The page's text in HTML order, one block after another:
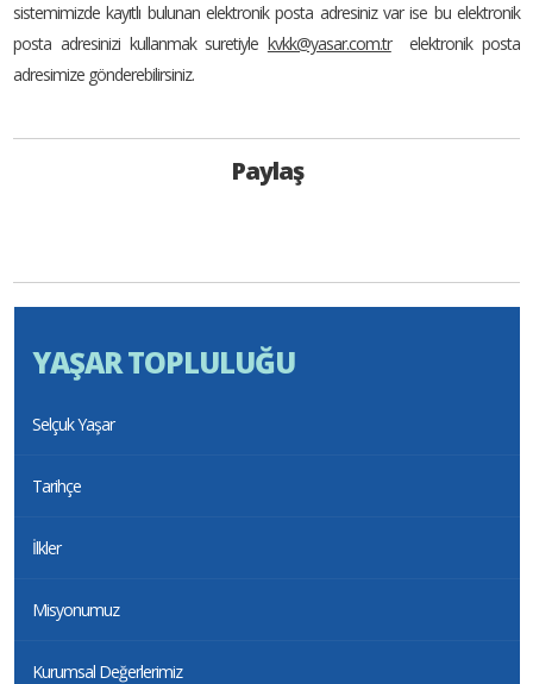
sistemimizde kayıtlı bulunan elektronik posta adresiniz var ise bu elektronik
posta adresinizi kullanmak suretiyle kvkk@yasar.com.trelektronik posta
adresimize gönderebilirsiniz.
Paylaş
YAŞAR TOPLULUĞU
Selçuk Yaşar
Tarihçe
İlkler
Misyonumuz
Kurumsal Değerlerimiz